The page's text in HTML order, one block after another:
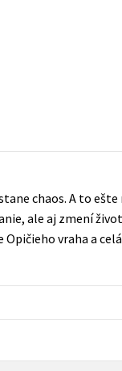
chaos. A to
ale aj zmení život
vraha a celá